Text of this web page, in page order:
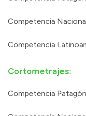
Competencia
Competencia
Cortometrajes:
Competencia